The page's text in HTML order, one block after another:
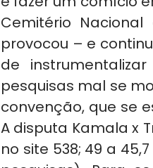
Cemitério
provocou – e
de
pesquisas mal se
convenção, que se
A disputa Kamala x
no site 538; 49 a